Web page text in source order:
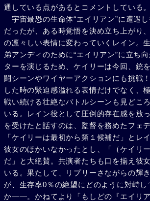
通している点があるとコメントしている。
宇宙最恐の生命体“エイリアン”に遭遇
だったが、ある時覚悟を決め立ち上がり
の凛々しい表情に変わっていくレイン。
弟アンディのために“エイリアン”に立ち
ターを演じるため、ケイリーは今回、銃
闘シーンやワイヤーアクションにも挑戦
した時の緊迫感溢れる表情だけでなく、
戦い続ける壮絶なバトルシーンも見どこ
いる。レイン役として圧倒的存在感を放
を受けたと話すのは、監督を務めたフェ
「ケイリーは最初から第１候補だ」とレ
彼女のほかいなかったとし、「（ケイリ
だ」と大絶賛。共演者たちも口を揃え彼
いる。果たして、リプリーさながらの輝
が、生存率0％の絶望にどのように対峙
か――。かねてより「もしどの『エイリ